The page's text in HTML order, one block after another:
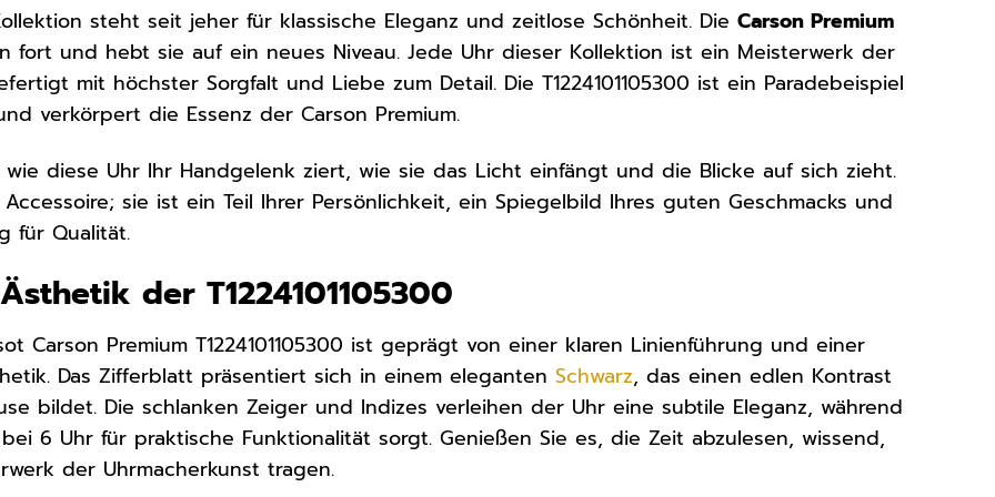
steht seit jeher für klassische Eleganz und zeitlose Schönheit. DieCarson Premium
fort und hebt sie auf ein neues Niveau. Jede Uhr dieser Kollektion ist ein Meisterwerk der
mit höchster Sorgfalt und Liebe zum Detail. Die T1224101105300 ist ein Paradebeispiel
verkörpert die Essenz der Carson Premium.
wie diese Uhr Ihr Handgelenk ziert, wie sie das Licht einfängt und die Blicke auf sich zieht.
sie ist ein Teil Ihrer Persönlichkeit, ein Spiegelbild Ihres guten Geschmacks und
für Qualität.
der T1224101105300
Carson Premium T1224101105300 ist geprägt von einer klaren Linienführung und einer
Das Zifferblatt präsentiert sich in einem elegantenSchwarz, das einen edlen Kontrast
bildet. Die schlanken Zeiger und Indizes verleihen der Uhr eine subtile Eleganz, während
6 Uhr für praktische Funktionalität sorgt. Genießen Sie es, die Zeit abzulesen, wissend,
der Uhrmacherkunst tragen.